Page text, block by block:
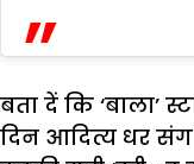
बता दें कि ‘बाला’
दिन आदित्य धर संग